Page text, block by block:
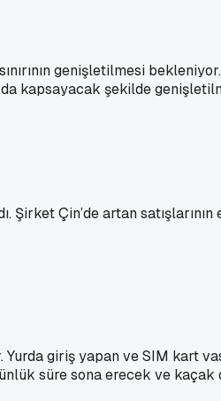
genişletilmesi
kapsayacak şekilde
Çin’de artan
giriş yapan ve SIM kart
süre sona erecek ve